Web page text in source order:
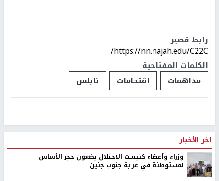
رابط قصير
https://nn.najah.edu/C22C/
الكلمات المفتاحية
مداهمات
اقتحامات نابلس
اخر الأخبار
وزراء وأعضاء كنيست الاحتلال يضعون حجر الأساس
لمستوطنة في عرابة جنوب جنين